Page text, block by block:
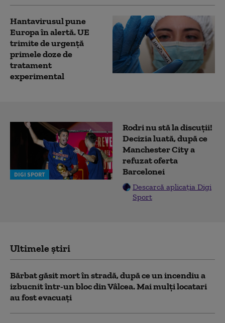
Hantavirusul pune
Europa în alertă. UE
trimite de urgență
primele doze de
tratament
experimental
DIGI SPORT
Rodri nu stă la discuții!
Decizia luată, după ce
Manchester City a
refuzat oferta
Barcelonei
Descarcă aplicația Digi
Sport
Ultimele știri
Bărbat găsit mort în stradă, după ce un incendiu a
izbucnit într-un bloc din Vâlcea. Mai mulți locatari
au fost evacuați